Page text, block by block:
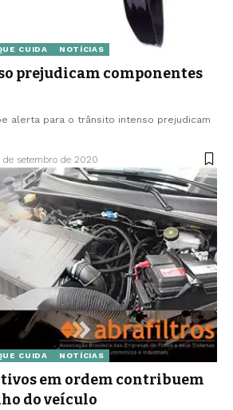
CUIDA NOTÍCIAS
prejudicam componentes
alerta para o trânsito intenso prejudicam
de setembro de 2020
CUIDA NOTÍCIAS
em ordem contribuem
do veículo